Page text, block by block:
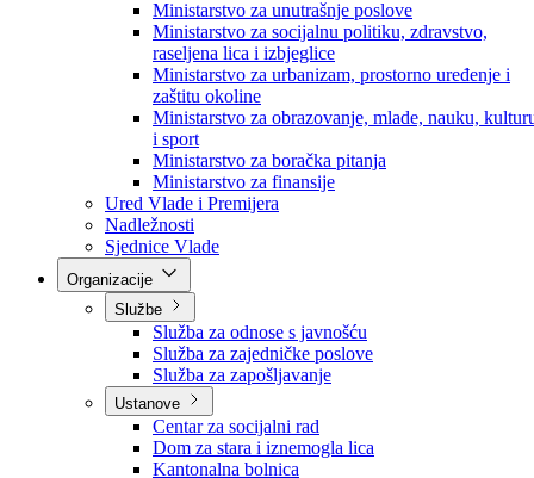
Ministarstva
Ministarstvo za privredu
Ministarstvo za pravosuđe, upravu i radne odnose
Ministarstvo za unutrašnje poslove
Ministarstvo za socijalnu politiku, zdravstvo,
raseljena lica i izbjeglice
Ministarstvo za urbanizam, prostorno uređenje i
zaštitu okoline
Ministarstvo za obrazovanje, mlade, nauku,
i sport
Ministarstvo za boračka pitanja
Ministarstvo za finansije
Ured Vlade i Premijera
Nadležnosti
Sjednice Vlade
Službe
Služba za odnose s javnošću
Služba za zajedničke poslove
Služba za zapošljavanje
Ustanove